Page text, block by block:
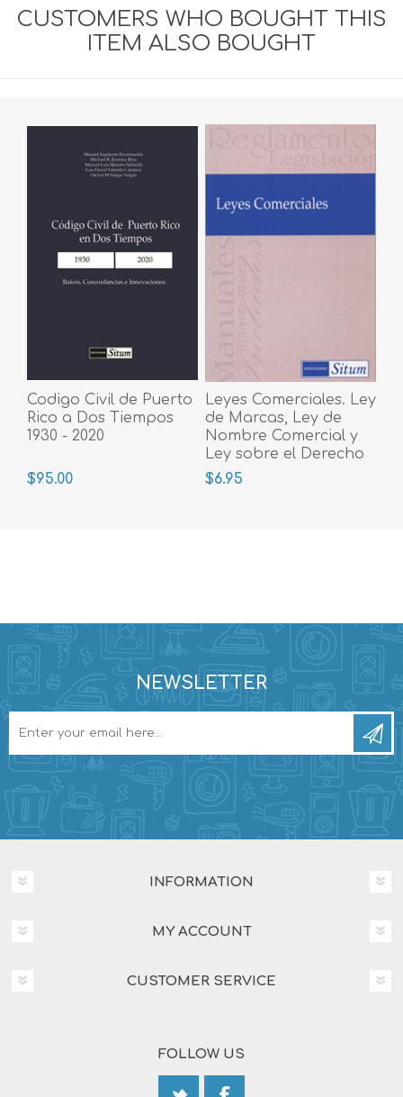
CUSTOMERS WHO BOUGHT THIS
ITEM ALSO BOUGHT
Codigo Civil de Puerto
Rico a Dos Tiempos
1930 - 2020
$95.00
Leyes Comerciales. Ley
de Marcas, Ley de
Nombre Comercial y
Ley sobre el Derecho
a la Propia Imagen
$6.95
NEWSLETTER
INFORMATION
MY ACCOUNT
CUSTOMER SERVICE
FOLLOW US